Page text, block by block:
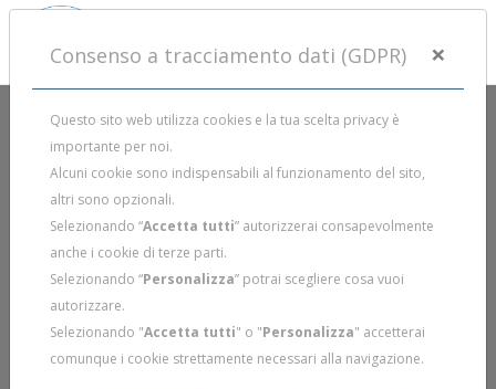
Consenso a tracciamento dati (GDPR) ×
Questo sito web utilizza cookies e la tua scelta privacy è
importante per noi.
Alcuni cookie sono indispensabili al funzionamento del sito,
altri sono opzionali.
Selezionando “Accetta tutti” autorizzerai consapevolmente
anche i cookie di terze parti.
Selezionando “Personalizza” potrai scegliere cosa vuoi
autorizzare.
Selezionando "Accetta tutti" o "Personalizza" accetterai
comunque i cookie strettamente necessari alla navigazione.